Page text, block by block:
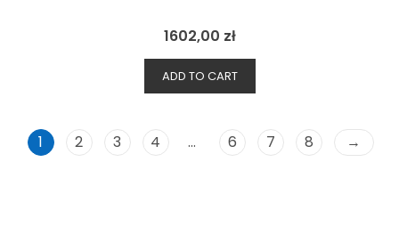
1602,00 zł
ADD TO CART
1 2 3 4 … 6 7 8 →